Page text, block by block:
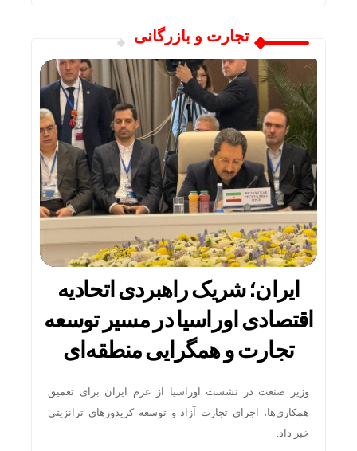
تجارت و بازرگانی
ایران؛ شریک راهبردی اتحادیه
اقتصادی اوراسیا در مسیر توسعه
تجارت و همگرایی منطقه‌ای
وزیر صنعت در نشست اوراسیا از عزم ایران برای تعمیق
همکاری‌ها، اجرای تجارت آزاد و توسعه کریدورهای ترانزیتی
خبر داد.